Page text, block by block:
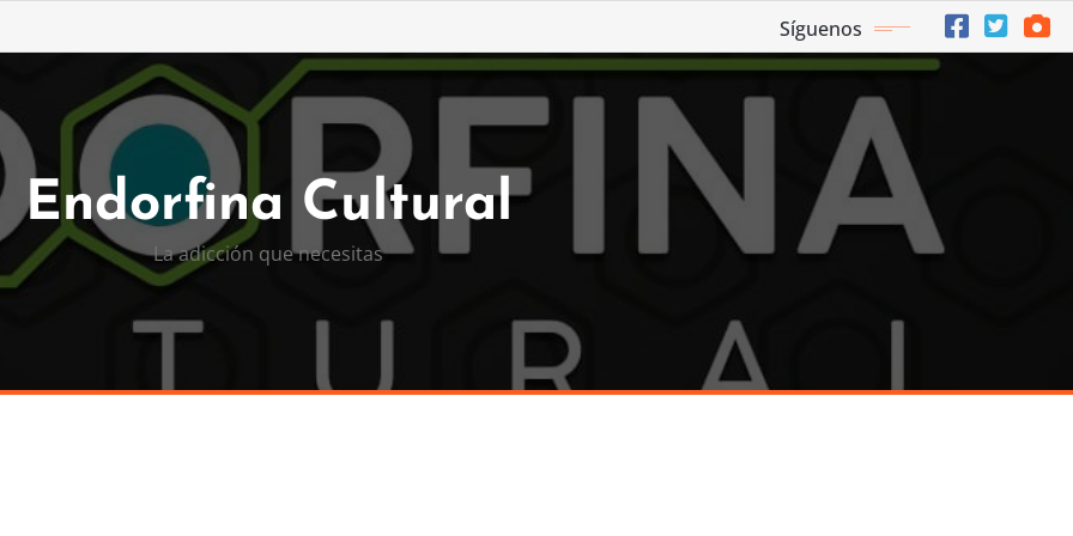
Síguenos
Endorfina Cultural
La adicción que necesitas